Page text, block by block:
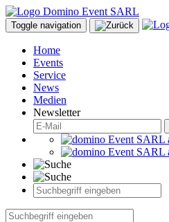
Toggle navigation
Home
Events
Service
News
Medien
Newsletter